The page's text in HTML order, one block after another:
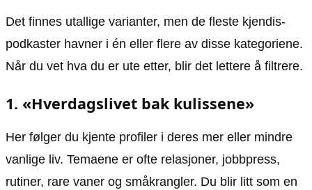
Det finnes utallige varianter, men de fleste kjendis-
podkaster havner i én eller flere av disse kategoriene.
Når du vet hva du er ute etter, blir det lettere å filtrere.
1. «Hverdagslivet bak kulissene»
Her følger du kjente profiler i deres mer eller mindre
vanlige liv. Temaene er ofte relasjoner, jobbpress,
rutiner, rare vaner og småkrangler. Du blir litt som en